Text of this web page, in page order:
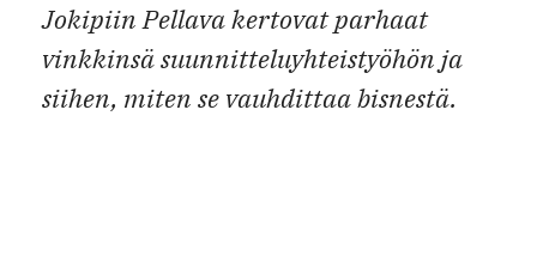
Jokipiin Pellava kertovat parhaat
vinkkinsä suunnitteluyhteistyöhön ja
siihen, miten se vauhdittaa bisnestä.